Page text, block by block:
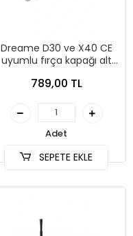
Dreame D30 ve X40 CE
uyumlu fırça kapağı alt
789,00 TL
Adet
SEPETE EKLE